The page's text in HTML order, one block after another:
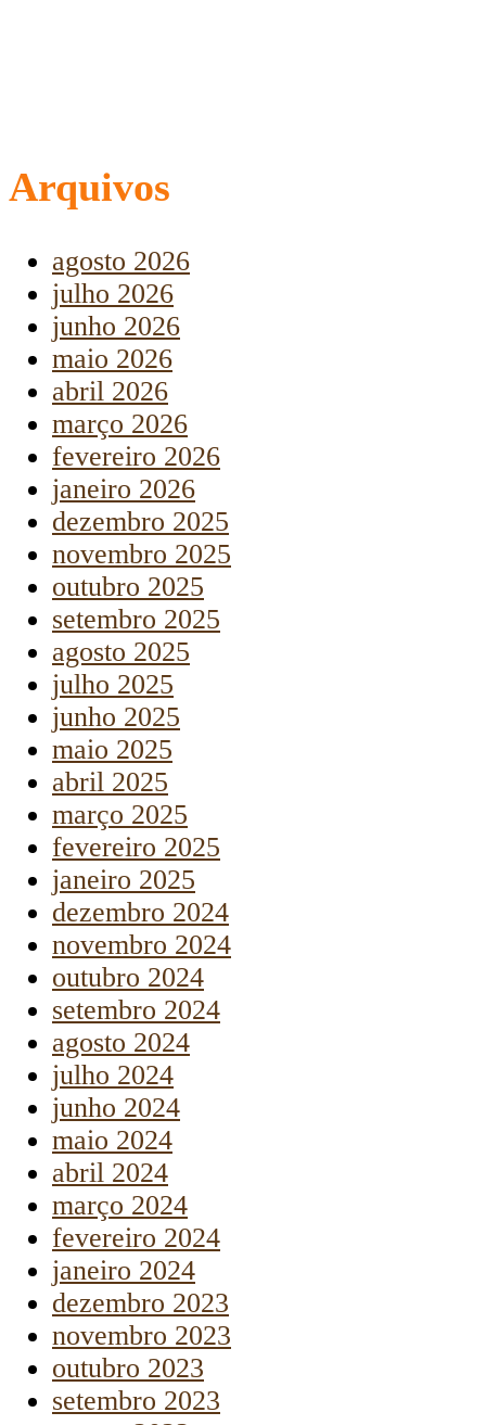
Arquivos
agosto 2026
julho 2026
junho 2026
maio 2026
abril 2026
março 2026
fevereiro 2026
janeiro 2026
dezembro 2025
novembro 2025
outubro 2025
setembro 2025
agosto 2025
julho 2025
junho 2025
maio 2025
abril 2025
março 2025
fevereiro 2025
janeiro 2025
dezembro 2024
novembro 2024
outubro 2024
setembro 2024
agosto 2024
julho 2024
junho 2024
maio 2024
abril 2024
março 2024
fevereiro 2024
janeiro 2024
dezembro 2023
novembro 2023
outubro 2023
setembro 2023